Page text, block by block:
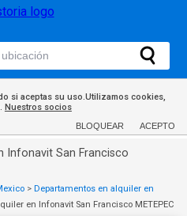
si aceptas su uso.Utilizamos cookies,
Nuestros socios
BLOQUEAR ACEPTO
Infonavit San Francisco
> Departamentos en alquiler en
en Infonavit San Francisco METEPEC